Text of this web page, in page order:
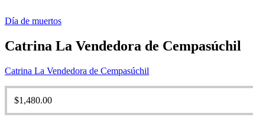
Día de muertos
Catrina La Vendedora de Cempasúchil
Catrina La Vendedora de Cempasúchil
$1,480.00